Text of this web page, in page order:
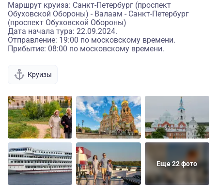
Маршрут круиза: Санкт-Петербург (проспект
Обуховской Обороны) - Валаам - Санкт-Петербург
(проспект Обуховской Обороны)
Дата начала тура: 22.09.2024.
Отправление: 19:00 по московскому времени.
Прибытие: 08:00 по московскому времени.
Круизы
Еще 22 фото